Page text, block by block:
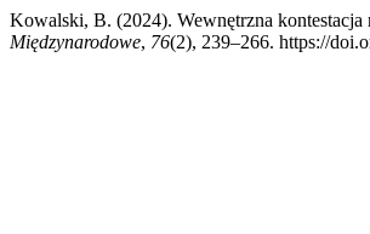
Kowalski, B. (2024). Wewnętrzna
Międzynarodowe, 76(2), 239–266. https://